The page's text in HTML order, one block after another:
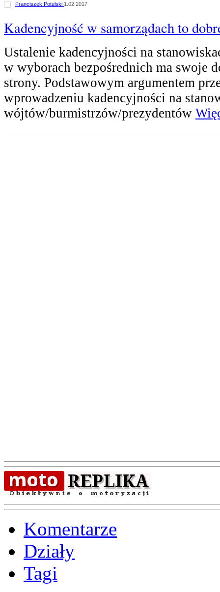
Franciszek Potulski 1.02.2017
Kadencyjność w samorządach to
Ustalenie kadencyjności na
w wyborach bezpośrednich ma swoje
strony. Podstawowym argumentem
wprowadzeniu kadencyjności na
wójtów/burmistrzów/prezydentów
Komentarze
Działy
Tagi